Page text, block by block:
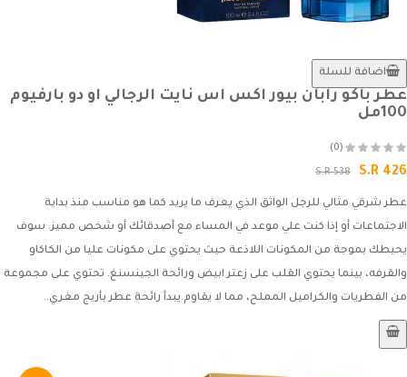
اضافة للسلة
عطر باكو رابان بيور اكس اس نايت الرجالي او دو بارفيوم
100مل
(0)
S.R 426
S.R 538
عطر شرقي مثالي للرجل الواثق الذي يعرف ما يريد كما هو مناسب منذ بداية
الاجتماعات أو إذا كنت علي موعد في المساء مع أصدقائك أو شخص مميز. سوف
يحيطك بموجة من المكونات اللاذعة حيث يحتوي على مكونات عليا من الكاكاو
والقرفه، بينما يحتوي القلب على زعتر ابيض ورائحة الجينسنغ. تحتوي على مجموعة
من الفطريات والكراميل المملح، مما لا يقاوم.يبدأ رائحة عطر بأريج مغري..